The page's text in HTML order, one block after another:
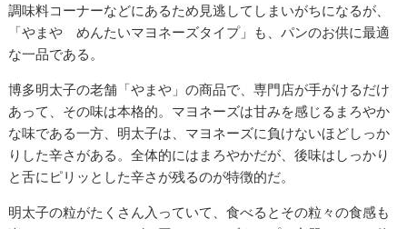
調味料コーナーなどにあるため見逃してしまいがちになるが、
「やまや めんたいマヨネーズタイプ」も、パンのお供に最適
な一品である。
博多明太子の老舗「やまや」の商品で、専門店が手がけるだけ
あって、その味は本格的。マヨネーズは甘みを感じるまろやか
な味である一方、明太子は、マヨネーズに負けないほどしっか
りした辛さがある。全体的にはまろやかだが、後味はしっかり
と舌にピリッとした辛さが残るのが特徴的だ。
明太子の粒がたくさん入っていて、食べるとその粒々の食感も